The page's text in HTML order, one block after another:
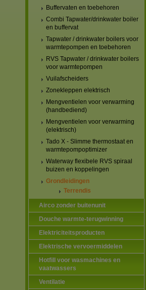
Buffervaten en toebehoren
Combi Tapwater/drinkwater boiler
en buffervat
Tapwater / drinkwater boilers voor
warmtepompen en toebehoren
RVS Tapwater / drinkwater boilers
voor warmtepompen
Vuilafscheiders
Zonekleppen elektrisch
Mengventielen voor verwarming
(handbediend)
Mengventielen voor verwarming
(elektrisch)
Tado X - Slimme thermostaat en
warmtepompoptimizer
Waterway flexibele RVS spiraal
buizen en koppelingen
Grondleidingen
Terrendis
Airco zonder buitenunit
Douche warmte-terugwinning
Elektriciteitsproducten
Elektrische vervoermiddelen
Hotfill voor wasmachines en
vaatwassers
Ventilatie